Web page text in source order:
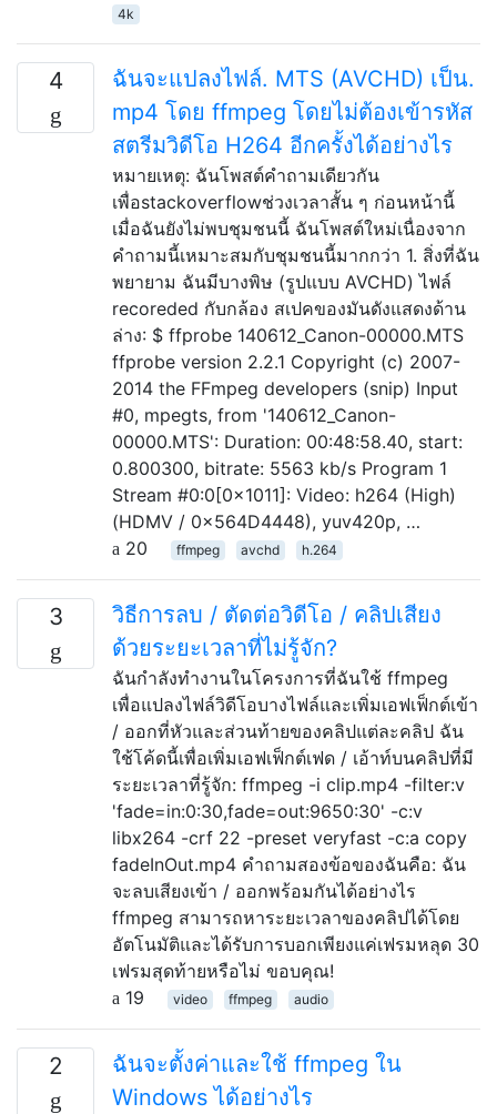
4k
4
ฉันจะแปลงไฟล์. MTS (AVCHD) เป็น.
mp4 โดย ffmpeg โดยไม่ต้องเข้ารหัส
สตรีมวิดีโอ H264 อีกครั้งได้อย่างไร
หมายเหตุ: ฉันโพสต์คำถามเดียวกัน
เพื่อstackoverflowช่วงเวลาสั้น ๆ ก่อนหน้านี้
เมื่อฉันยังไม่พบชุมชนนี้ ฉันโพสต์ใหม่เนื่องจาก
คำถามนี้เหมาะสมกับชุมชนนี้มากกว่า 1. สิ่งที่ฉัน
พยายาม ฉันมีบางพิษ (รูปแบบ AVCHD) ไฟล์
recoreded กับกล้อง สเปคของมันดังแสดงด้าน
ล่าง: $ ffprobe 140612_Canon-00000.MTS
ffprobe version 2.2.1 Copyright (c) 2007-
2014 the FFmpeg developers (snip) Input
#0, mpegts, from '140612_Canon-
00000.MTS': Duration: 00:48:58.40, start:
0.800300, bitrate: 5563 kb/s Program 1
Stream #0:0[0x1011]: Video: h264 (High)
(HDMV / 0x564D4448), yuv420p, …
20
ffmpeg avchd h.264
3
วิธีการลบ / ตัดต่อวิดีโอ / คลิปเสียง
ด้วยระยะเวลาที่ไม่รู้จัก?
ฉันกำลังทำงานในโครงการที่ฉันใช้ ffmpeg
เพื่อแปลงไฟล์วิดีโอบางไฟล์และเพิ่มเอฟเฟ็กต์เข้า
/ ออกที่หัวและส่วนท้ายของคลิปแต่ละคลิป ฉัน
ใช้โค้ดนี้เพื่อเพิ่มเอฟเฟ็กต์เฟด / เอ้าท์บนคลิปที่มี
ระยะเวลาที่รู้จัก: ffmpeg -i clip.mp4 -filter:v
'fade=in:0:30,fade=out:9650:30' -c:v
libx264 -crf 22 -preset veryfast -c:a copy
fadeInOut.mp4 คำถามสองข้อของฉันคือ: ฉัน
จะลบเสียงเข้า / ออกพร้อมกันได้อย่างไร
ffmpeg สามารถหาระยะเวลาของคลิปได้โดย
อัตโนมัติและได้รับการบอกเพียงแค่เฟรมหลุด 30
เฟรมสุดท้ายหรือไม่ ขอบคุณ!
19
video ffmpeg audio
2
ฉันจะตั้งค่าและใช้ ffmpeg ใน
Windows ได้อย่างไร